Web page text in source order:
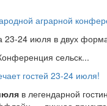
аграрной
24 июля в двух
сельск...
гостей 23-24 июля!
в легендарной